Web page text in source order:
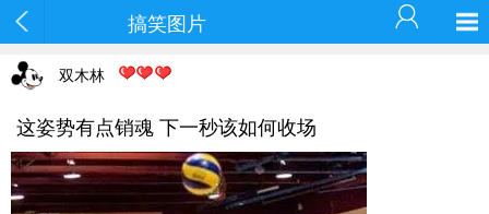
搞笑图片
双木林
这姿势有点销魂 下一秒该如何收场